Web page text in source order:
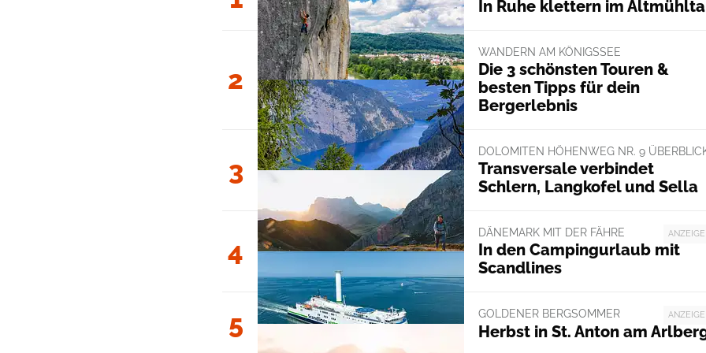
In Ruhe klettern im
2
WANDERN AM KÖNIGSSEE
Die 3 schönsten Touren &
besten Tipps für dein
Bergerlebnis
3
DOLOMITEN HÖHENWEG NR. 9
Transversale verbindet
Schlern, Langkofel und Sella
4
ANZEIGE
DÄNEMARK MIT DER FÄHRE
In den Campingurlaub mit
Scandlines
5 ANZEIGE
GOLDENER BERGSOMMER
Herbst in St. Anton am